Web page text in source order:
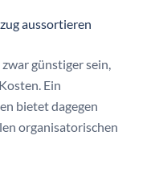
aussortieren
günstiger sein,
Ein
bietet dagegen
organisatorischen